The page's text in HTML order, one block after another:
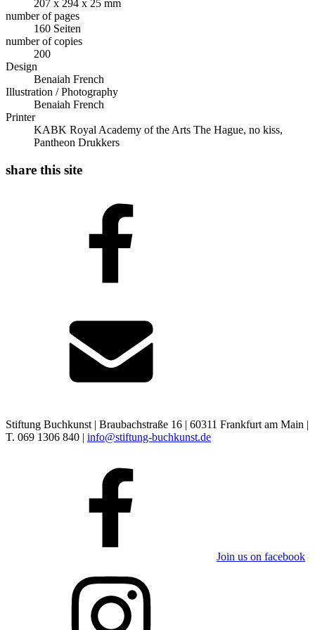
207 x 294 x 25 mm
number of pages
160 Seiten
number of copies
200
Design
Benaiah French
Illustration / Photography
Benaiah French
Printer
KABK Royal Academy of the Arts The Hague, no kiss,
Pantheon Drukkers
share this site
Stiftung Buchkunst | Braubachstraße 16 | 60311 Frankfurt am Main |
T. 069 1306 840 | info@stiftung-buchkunst.de
Join us on facebook